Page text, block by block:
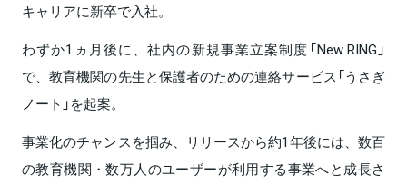
キャリアに新卒で入社。
わずか1ヵ月後に、社内の新規事業立案制度「New RING」
で、教育機関の先生と保護者のための連絡サービス「うさぎ
ノート」を起案。
事業化のチャンスを掴み、リリースから約1年後には、数百
の教育機関・数万人のユーザーが利用する事業へと成長さ